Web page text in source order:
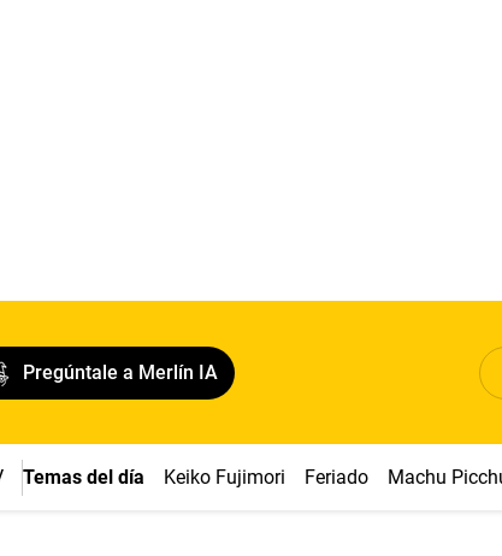
Pregúntale a Merlín IA
Temas del día Keiko Fujimori Feriado Machu